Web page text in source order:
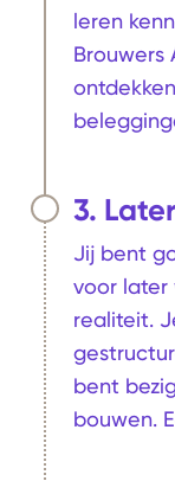
leren
Brouwers
3.
Jij bent
voor later
realiteit.
bent
bouwen.